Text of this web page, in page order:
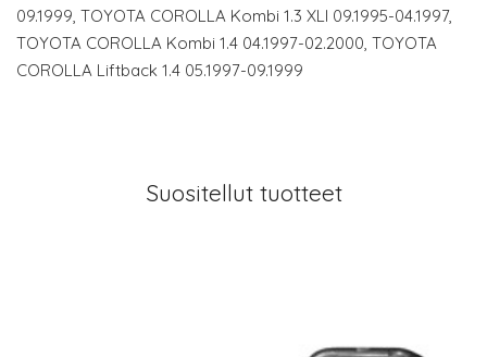
09.1999, TOYOTA COROLLA Kombi 1.3 XLI 09.1995-04.1997,
TOYOTA COROLLA Kombi 1.4 04.1997-02.2000, TOYOTA
COROLLA Liftback 1.4 05.1997-09.1999
Suositellut tuotteet